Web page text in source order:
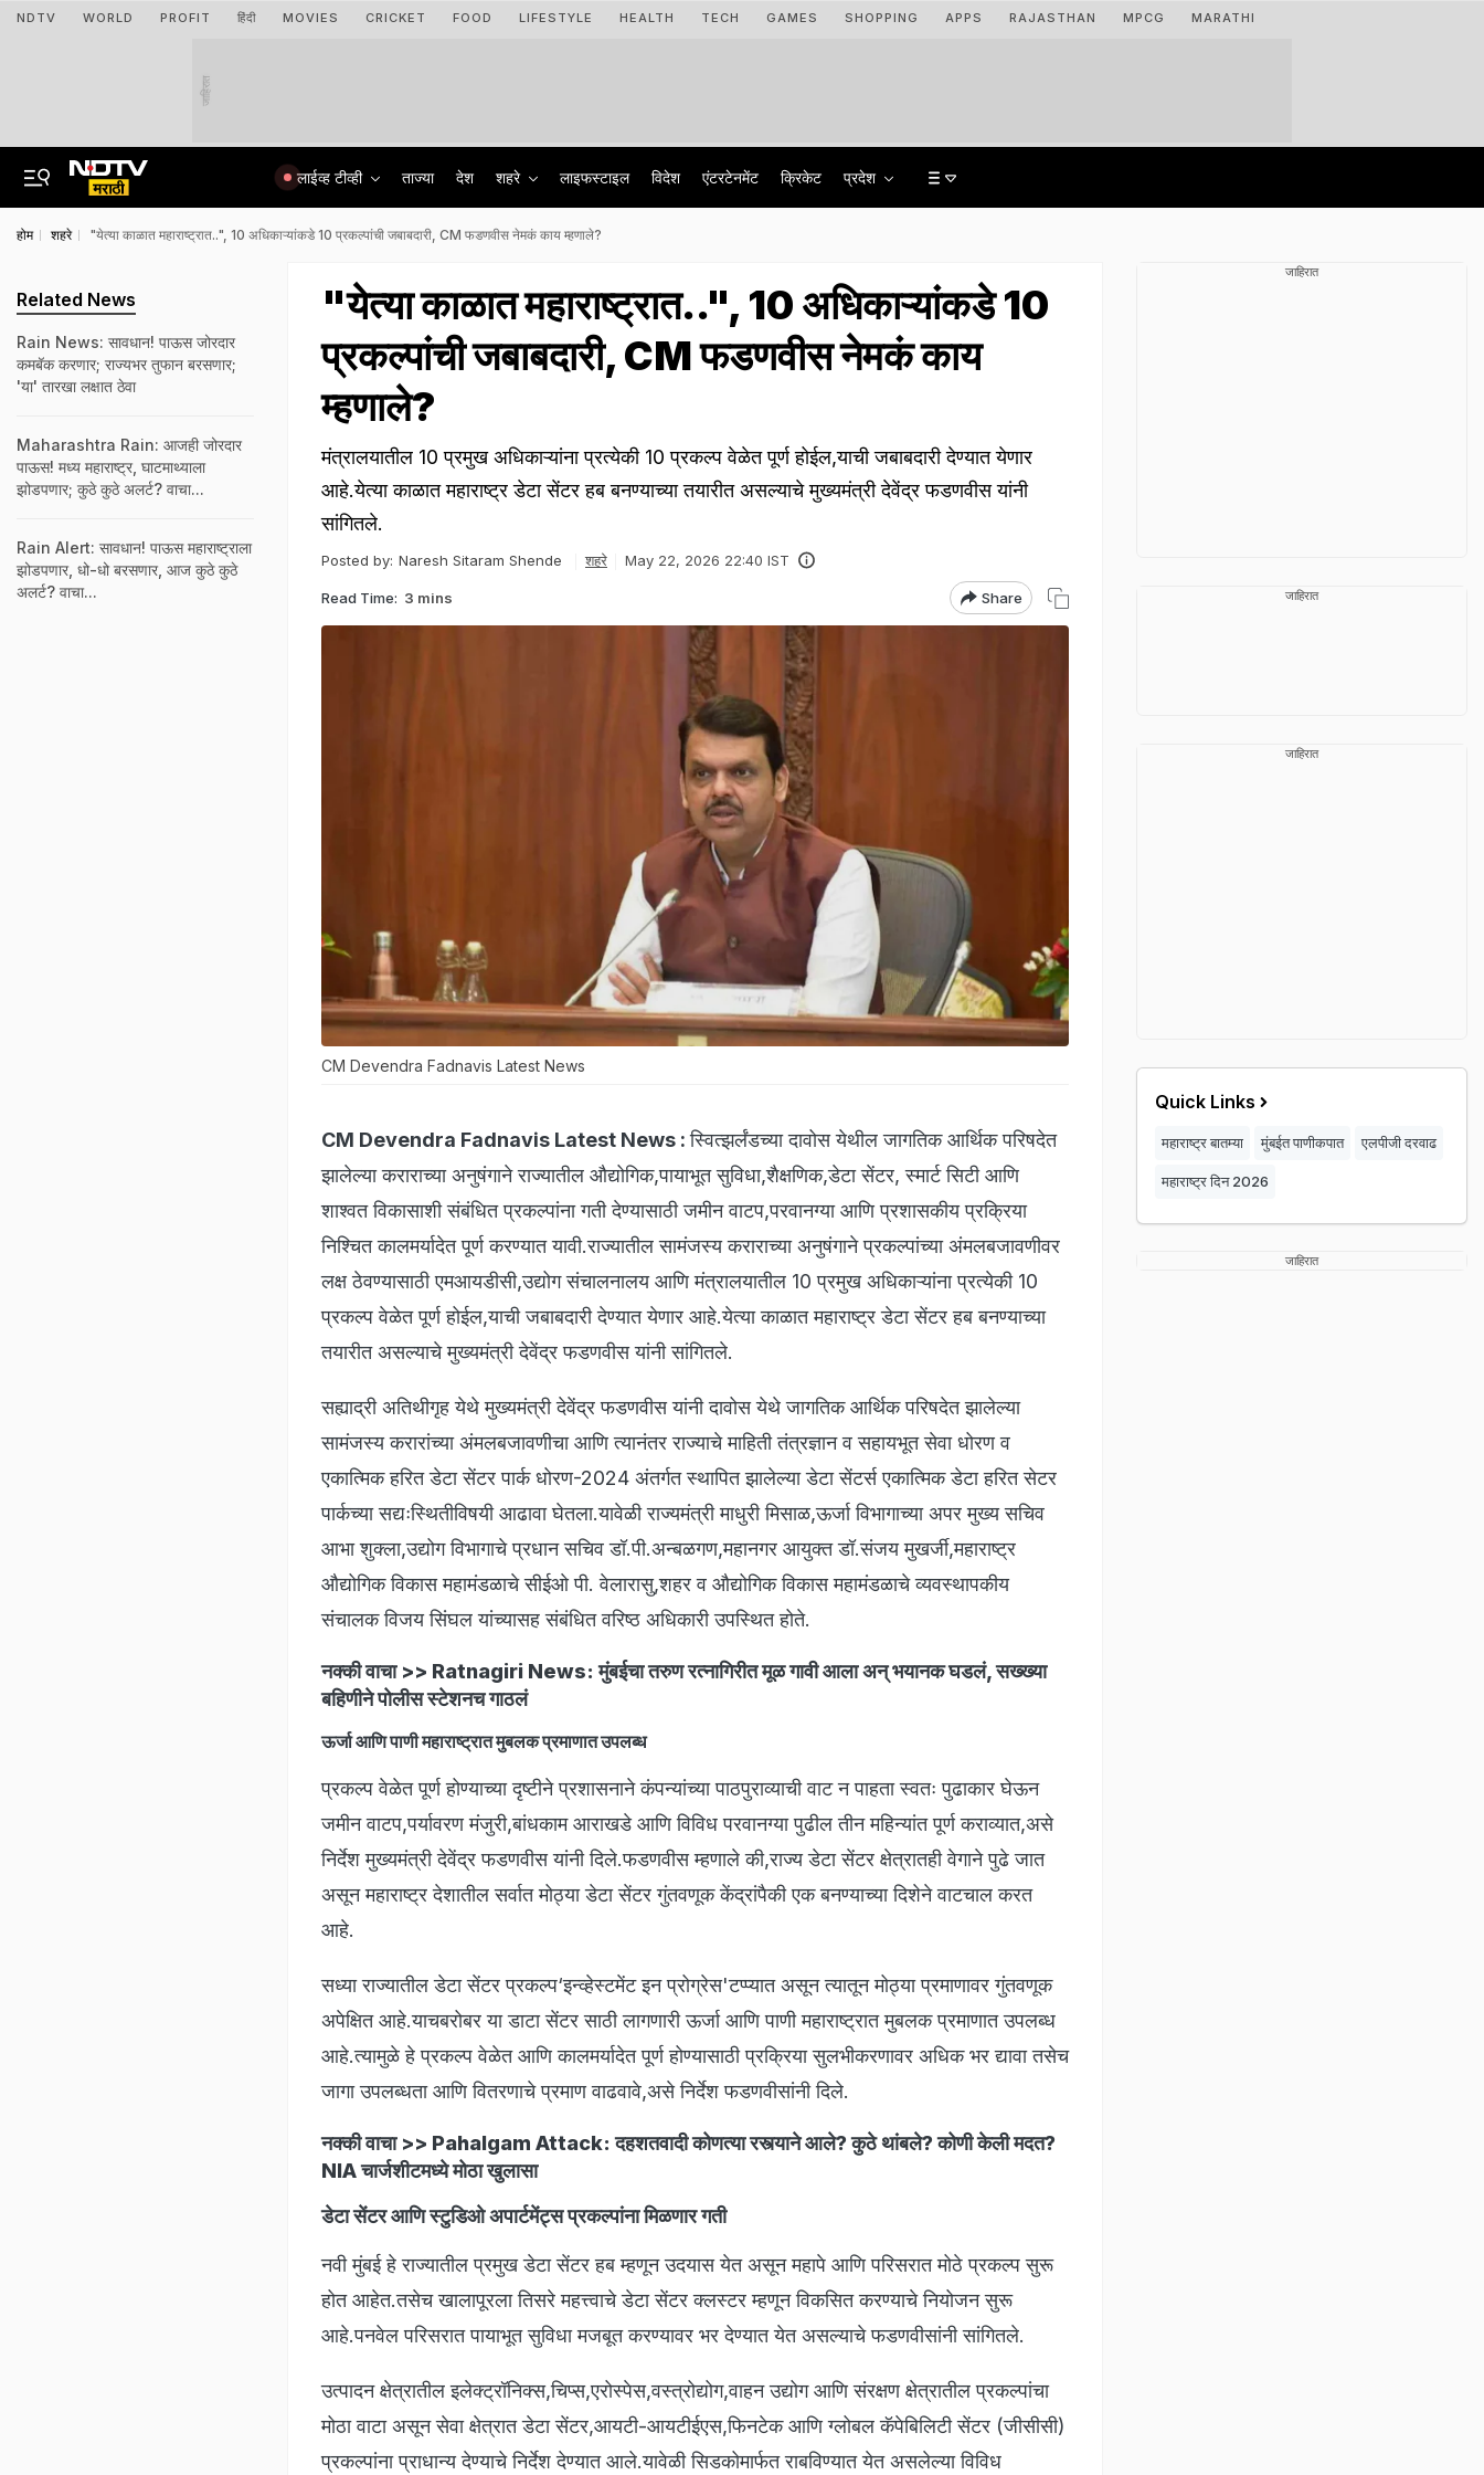
NDTV WORLD PROFIT हिंदी MOVIES CRICKET FOOD LIFESTYLE HEALTH TECH GAMES SHOPPING APPS RAJASTHAN MPCG MARATHI
जाहिरात
लाईव्ह टीव्ही ताज्या देश शहरे लाइफस्टाइल विदेश एंटरटेनमेंट क्रिकेट प्रदेश
होम शहरे "येत्या काळात महाराष्ट्रात..", 10 अधिकाऱ्यांकडे 10 प्रकल्पांची जबाबदारी, CM फडणवीस नेमकं काय म्हणाले?
"येत्या काळात महाराष्ट्रात..", 10 अधिकाऱ्यांकडे 10
प्रकल्पांची जबाबदारी, CM फडणवीस नेमकं काय
म्हणाले?
मंत्रालयातील 10 प्रमुख अधिकाऱ्यांना प्रत्येकी 10 प्रकल्प वेळेत पूर्ण होईल,याची जबाबदारी देण्यात येणार
आहे.येत्या काळात महाराष्ट्र डेटा सेंटर हब बनण्याच्या तयारीत असल्याचे मुख्यमंत्री देवेंद्र फडणवीस यांनी
सांगितले.
Posted by: Naresh Sitaram Shende शहरे May 22, 2026 22:40 IST
Read Time: 3 mins Share
CM Devendra Fadnavis Latest News
CM Devendra Fadnavis Latest News :स्वित्झर्लंडच्या दावोस येथील जागतिक आर्थिक परिषदेत
झालेल्या कराराच्या अनुषंगाने राज्यातील औद्योगिक,पायाभूत सुविधा,शैक्षणिक,डेटा सेंटर, स्मार्ट सिटी आणि
शाश्वत विकासाशी संबंधित प्रकल्पांना गती देण्यासाठी जमीन वाटप,परवानग्या आणि प्रशासकीय प्रक्रिया
निश्चित कालमर्यादेत पूर्ण करण्यात यावी.राज्यातील सामंजस्य कराराच्या अनुषंगाने प्रकल्पांच्या अंमलबजावणीवर
लक्ष ठेवण्यासाठी एमआयडीसी,उद्योग संचालनालय आणि मंत्रालयातील 10 प्रमुख अधिकाऱ्यांना प्रत्येकी 10
प्रकल्प वेळेत पूर्ण होईल,याची जबाबदारी देण्यात येणार आहे.येत्या काळात महाराष्ट्र डेटा सेंटर हब बनण्याच्या
तयारीत असल्याचे मुख्यमंत्री देवेंद्र फडणवीस यांनी सांगितले.
सह्याद्री अतिथीगृह येथे मुख्यमंत्री देवेंद्र फडणवीस यांनी दावोस येथे जागतिक आर्थिक परिषदेत झालेल्या
सामंजस्य करारांच्या अंमलबजावणीचा आणि त्यानंतर राज्याचे माहिती तंत्रज्ञान व सहायभूत सेवा धोरण व
एकात्मिक हरित डेटा सेंटर पार्क धोरण-2024 अंतर्गत स्थापित झालेल्या डेटा सेंटर्स एकात्मिक डेटा हरित सेटर
पार्कच्या सद्यःस्थितीविषयी आढावा घेतला.यावेळी राज्यमंत्री माधुरी मिसाळ,ऊर्जा विभागाच्या अपर मुख्य सचिव
आभा शुक्ला,उद्योग विभागाचे प्रधान सचिव डॉ.पी.अन्बळगण,महानगर आयुक्त डॉ.संजय मुखर्जी,महाराष्ट्र
औद्योगिक विकास महामंडळाचे सीईओ पी. वेलारासु,शहर व औद्योगिक विकास महामंडळाचे व्यवस्थापकीय
संचालक विजय सिंघल यांच्यासह संबंधित वरिष्ठ अधिकारी उपस्थित होते.
नक्की वाचा >> Ratnagiri News: मुंबईचा तरुण रत्नागिरीत मूळ गावी आला अन् भयानक घडलं, सख्ख्या
बहिणीने पोलीस स्टेशनच गाठलं
ऊर्जा आणि पाणी महाराष्ट्रात मुबलक प्रमाणात उपलब्ध
प्रकल्प वेळेत पूर्ण होण्याच्या दृष्टीने प्रशासनाने कंपन्यांच्या पाठपुराव्याची वाट न पाहता स्वतः पुढाकार घेऊन
जमीन वाटप,पर्यावरण मंजुरी,बांधकाम आराखडे आणि विविध परवानग्या पुढील तीन महिन्यांत पूर्ण कराव्यात,असे
निर्देश मुख्यमंत्री देवेंद्र फडणवीस यांनी दिले.फडणवीस म्हणाले की,राज्य डेटा सेंटर क्षेत्रातही वेगाने पुढे जात
असून महाराष्ट्र देशातील सर्वात मोठ्या डेटा सेंटर गुंतवणूक केंद्रांपैकी एक बनण्याच्या दिशेने वाटचाल करत
आहे.
सध्या राज्यातील डेटा सेंटर प्रकल्प‘इन्व्हेस्टमेंट इन प्रोग्रेस'टप्प्यात असून त्यातून मोठ्या प्रमाणावर गुंतवणूक
अपेक्षित आहे.याचबरोबर या डाटा सेंटर साठी लागणारी ऊर्जा आणि पाणी महाराष्ट्रात मुबलक प्रमाणात उपलब्ध
आहे.त्यामुळे हे प्रकल्प वेळेत आणि कालमर्यादेत पूर्ण होण्यासाठी प्रक्रिया सुलभीकरणावर अधिक भर द्यावा तसेच
जागा उपलब्धता आणि वितरणाचे प्रमाण वाढवावे,असे निर्देश फडणवीसांनी दिले.
नक्की वाचा >> Pahalgam Attack: दहशतवादी कोणत्या रस्त्याने आले? कुठे थांबले? कोणी केली मदत?
NIA चार्जशीटमध्ये मोठा खुलासा
डेटा सेंटर आणि स्टुडिओ अपार्टमेंट्स प्रकल्पांना मिळणार गती
नवी मुंबई हे राज्यातील प्रमुख डेटा सेंटर हब म्हणून उदयास येत असून महापे आणि परिसरात मोठे प्रकल्प सुरू
होत आहेत.तसेच खालापूरला तिसरे महत्त्वाचे डेटा सेंटर क्लस्टर म्हणून विकसित करण्याचे नियोजन सुरू
आहे.पनवेल परिसरात पायाभूत सुविधा मजबूत करण्यावर भर देण्यात येत असल्याचे फडणवीसांनी सांगितले.
उत्पादन क्षेत्रातील इलेक्ट्रॉनिक्स,चिप्स,एरोस्पेस,वस्त्रोद्योग,वाहन उद्योग आणि संरक्षण क्षेत्रातील प्रकल्पांचा
मोठा वाटा असून सेवा क्षेत्रात डेटा सेंटर,आयटी-आयटीईएस,फिनटेक आणि ग्लोबल कॅपेबिलिटी सेंटर (जीसीसी)
प्रकल्पांना प्राधान्य देण्याचे निर्देश देण्यात आले.यावेळी सिडकोमार्फत राबविण्यात येत असलेल्या विविध
Related News
Rain News: सावधान! पाऊस जोरदार
कमबॅक करणार; राज्यभर तुफान बरसणार;
'या' तारखा लक्षात ठेवा
Maharashtra Rain: आजही जोरदार
पाऊस! मध्य महाराष्ट्र, घाटमाथ्याला
झोडपणार; कुठे कुठे अलर्ट? वाचा...
Rain Alert: सावधान! पाऊस महाराष्ट्राला
झोडपणार, धो-धो बरसणार, आज कुठे कुठे
अलर्ट? वाचा...
जाहिरात
जाहिरात
जाहिरात
Quick Links
महाराष्ट्र बातम्या मुंबईत पाणीकपात एलपीजी दरवाढ
महाराष्ट्र दिन 2026
जाहिरात